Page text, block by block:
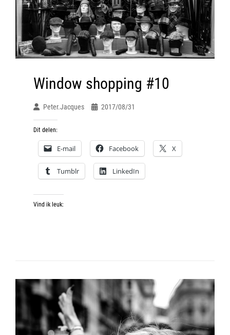
Window shopping #10
Peter.jacques 2017/08/31
Dit delen:
E-mail Facebook X
Tumblr LinkedIn
Vind ik leuk: